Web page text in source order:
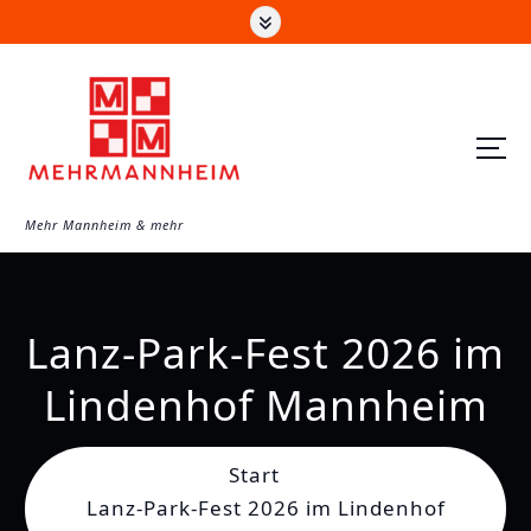
u
l
Mehr Mannheim & mehr
Lanz-Park-Fest 2026 im
Lindenhof Mannheim
Start
Lanz-Park-Fest 2026 im Lindenhof